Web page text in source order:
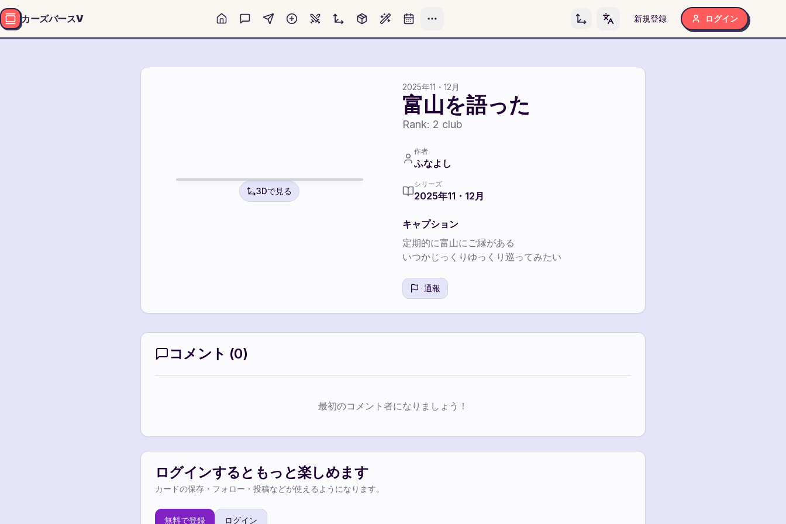
カーズバースV Toggle language
新規登録 ログイン
3Dで見る
2025年11・12月
富山を語った
Rank: 2 club
作者
ふなよし
シリーズ
2025年11・12月
キャプション
定期的に富山にご縁がある
いつかじっくりゆっくり巡ってみたい
通報
コメント (0)
最初のコメント者になりましょう！
ログインするともっと楽しめます
カードの保存・フォロー・投稿などが使えるようになります。
無料で登録 ログイン